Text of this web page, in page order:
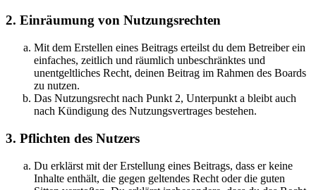
2. Einräumung von Nutzungsrechten
Mit dem Erstellen eines Beitrags erteilst du dem Betreiber ein
einfaches, zeitlich und räumlich unbeschränktes und
unentgeltliches Recht, deinen Beitrag im Rahmen des Boards
zu nutzen.
Das Nutzungsrecht nach Punkt 2, Unterpunkt a bleibt auch
nach Kündigung des Nutzungsvertrages bestehen.
3. Pflichten des Nutzers
Du erklärst mit der Erstellung eines Beitrags, dass er keine
Inhalte enthält, die gegen geltendes Recht oder die guten